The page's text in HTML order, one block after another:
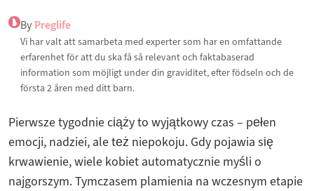
By Preglife
Vi har valt att samarbeta med experter som har en omfattande
erfarenhet för att du ska få så relevant och faktabaserad
information som möjligt under din graviditet, efter födseln och de
första 2 åren med ditt barn.
Pierwsze tygodnie ciąży to wyjątkowy czas – pełen
emocji, nadziei, ale też niepokoju. Gdy pojawia się
krwawienie, wiele kobiet automatycznie myśli o
najgorszym. Tymczasem plamienia na wczesnym etapie